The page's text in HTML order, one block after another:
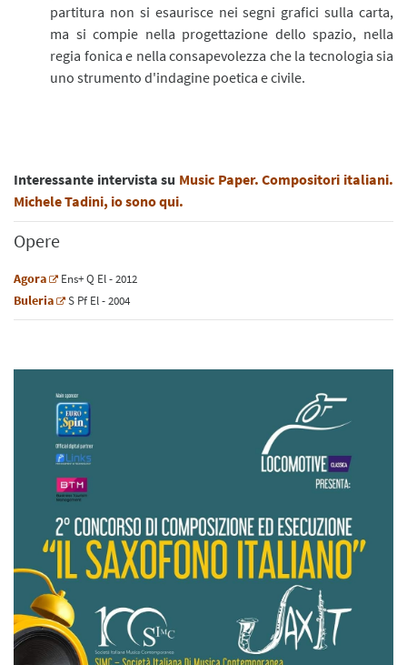
partitura non si esaurisce nei segni grafici sulla carta,
ma si compie nella progettazione dello spazio, nella
regia fonica e nella consapevolezza che la tecnologia sia
uno strumento d'indagine poetica e civile.
Interessante intervista su Music Paper. Compositori italiani.
Michele Tadini, io sono qui.
Opere
Agora Ens+Q El- 2012
Buleria S Pf El- 2004